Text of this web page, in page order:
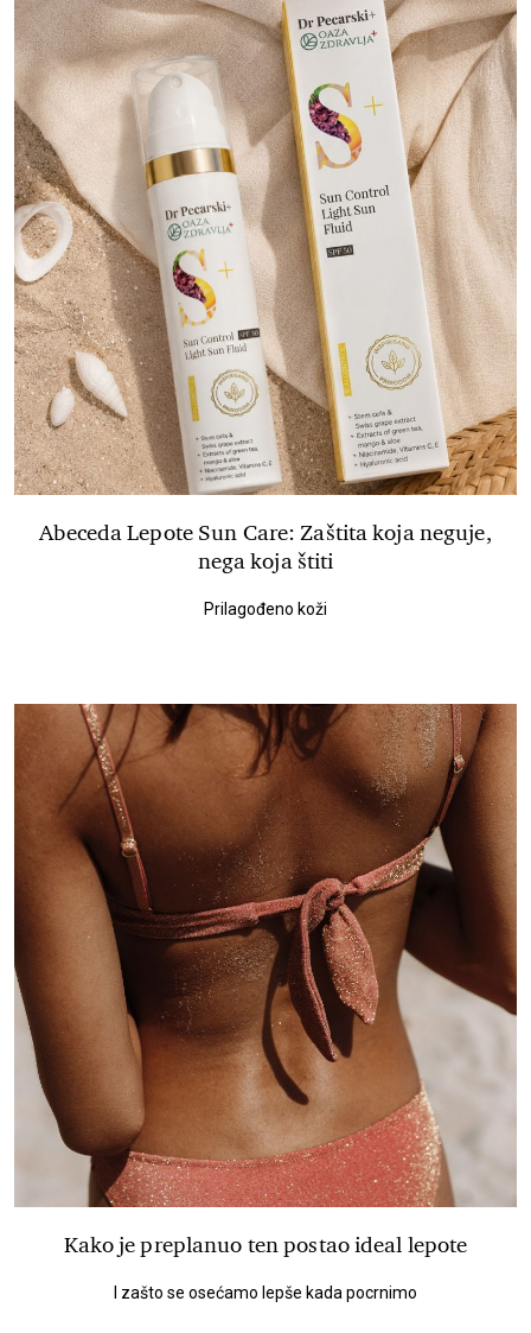
Abeceda Lepote Sun Care: Zaštita koja neguje,
nega koja štiti
Prilagođeno koži
Kako je preplanuo ten postao ideal lepote
I zašto se osećamo lepše kada pocrnimo